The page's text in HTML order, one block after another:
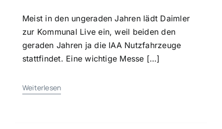
Meist in den ungeraden Jahren lädt Daimler
zur Kommunal Live ein, weil beiden den
geraden Jahren ja die IAA Nutzfahrzeuge
stattfindet. Eine wichtige Messe […]
Weiterlesen